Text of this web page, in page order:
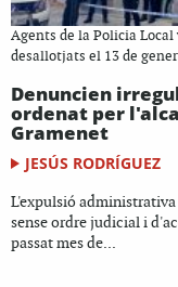
Agents de la Policia
desallotjats el 13 de gener
Denuncien
ordenat per
Gramenet
JESÚS RODRÍGUEZ
L'expulsió administrativa
sense ordre judicial i
passat mes de...